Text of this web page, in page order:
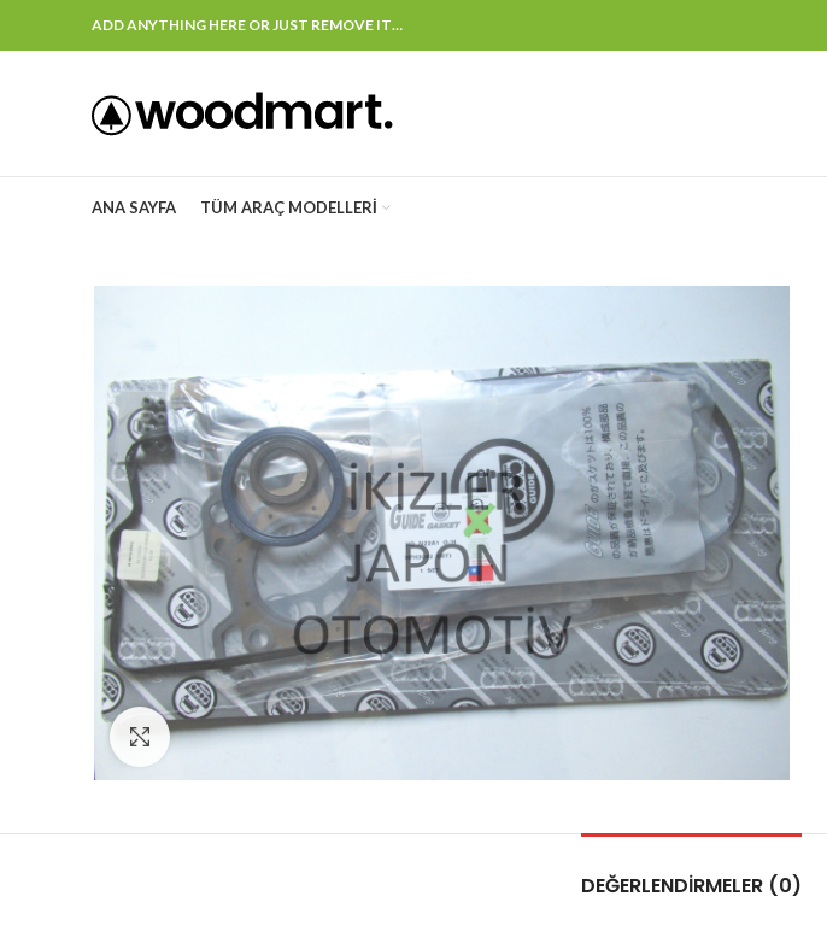
ADD ANYTHING HERE OR JUST REMOVE IT…
ANA SAYFA TÜM ARAÇ MODELLERI
Click to enlarge
DEĞERLENDIRMELER (0)